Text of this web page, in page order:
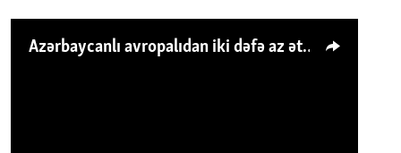
Azərbaycanlı avropalıdan iki dəfə az ət yeyir, amma... 'Qiymət artımı qaçılmazdır'